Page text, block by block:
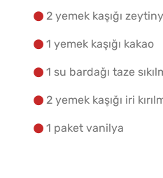
2 yemek kaşığı
1 yemek kaşığı kakao
1 su bardağı taze
2 yemek kaşığı iri
1 paket vanilya